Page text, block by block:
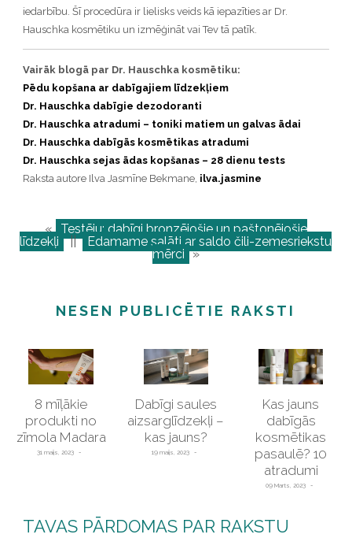
iedarbību. Šī procedūra ir lielisks veids kā iepazīties ar Dr.
Hauschka kosmētiku un izmēģināt vai Tev tā patīk.
Vairāk blogā par Dr. Hauschka kosmētiku:
Pēdu kopšana ar dabīgajiem līdzekļiem
Dr. Hauschka dabīgie dezodoranti
Dr. Hauschka atradumi – toniki matiem un galvas ādai
Dr. Hauschka dabīgās kosmētikas atradumi
Dr. Hauschka sejas ādas kopšanas – 28 dienu tests
Raksta autore Ilva Jasmīne Bekmane, ilva.jasmine
« Testēju: dabīgi bronzējošie un paštonējošie
līdzekļi || Edamame salāti ar saldo čili-zemesriekstu
mērci »
NESEN PUBLICĒTIE RAKSTI
8 mīļākie
produkti no
zīmola Madara
31 maijs, 2023
Dabīgi saules
aizsarglīdzekļi –
kas jauns?
19 maijs, 2023
Kas jauns
dabīgās
kosmētikas
pasaulē? 10
atradumi
09 Marts, 2023
TAVAS PĀRDOMAS PAR RAKSTU